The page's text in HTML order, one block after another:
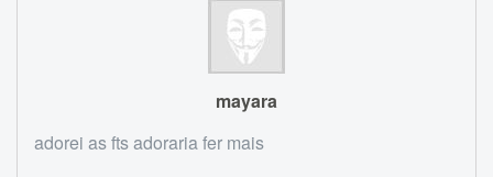
mayara
adorei as fts adoraria fer mais